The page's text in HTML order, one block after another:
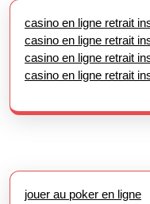
casino en ligne retrait
casino en ligne retrait
casino en ligne retrait
casino en ligne retrait
jouer au poker en ligne